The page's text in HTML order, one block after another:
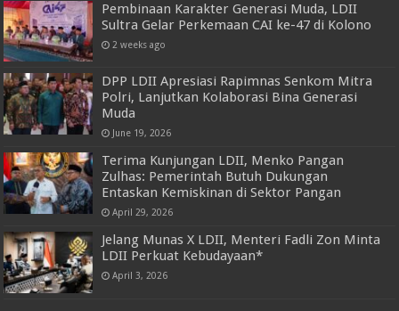
Pembinaan Karakter Generasi Muda, LDII
Sultra Gelar Perkemaan CAI ke-47 di Kolono
2 weeks ago
DPP LDII Apresiasi Rapimnas Senkom Mitra
Polri, Lanjutkan Kolaborasi Bina Generasi
Muda
June 19, 2026
Terima Kunjungan LDII, Menko Pangan
Zulhas: Pemerintah Butuh Dukungan
Entaskan Kemiskinan di Sektor Pangan
April 29, 2026
Jelang Munas X LDII, Menteri Fadli Zon Minta
LDII Perkuat Kebudayaan*
April 3, 2026